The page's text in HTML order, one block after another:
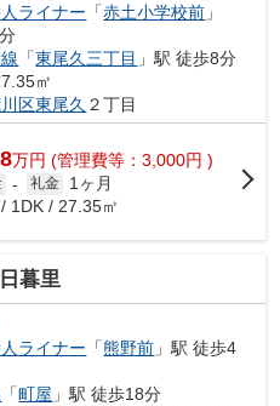
ライナー 「赤土小学校前 」
「東尾久三丁目 」駅 徒歩8分
㎡
区東尾久 ２丁目
万円 (管理費等：3,000円 )
- 礼金
1ヶ月
1DK / 27.35㎡
暮里
ライナー 「熊野前 」駅 徒歩4
「町屋 」駅 徒歩18分